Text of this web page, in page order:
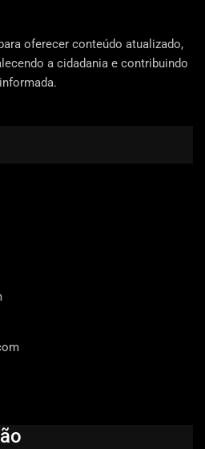
oferecer conteúdo atualizado,
a cidadania e contribuindo